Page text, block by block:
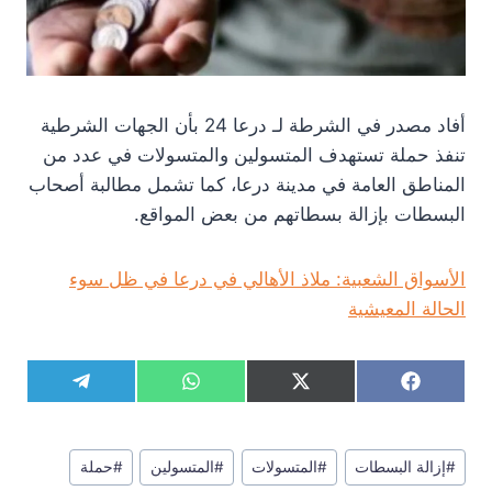
أفاد مصدر في الشرطة لـ درعا 24 بأن الجهات الشرطية
تنفذ حملة تستهدف المتسولين والمتسولات في عدد من
المناطق العامة في مدينة درعا، كما تشمل مطالبة أصحاب
البسطات بإزالة بسطاتهم من بعض المواقع.
الأسواق الشعبية: ملاذ الأهالي في درعا في ظل سوء
الحالة المعيشية
S
h
r
e
o
F
a
e
b
o
S
h
r
e
o
X
(
w
i
t
S
h
r
e
o
W
h
t
s
A
S
h
r
e
o
T
e
e
g
r
وسوم
المقال:
#إزالة البسطات #المتسولات #المتسولين #حملة